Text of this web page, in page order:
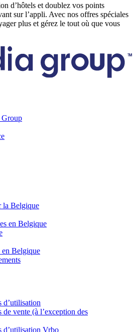
d’hôtels et doublez vos points
sur l’appli. Avec nos offres spéciales
plus et gérez le tout où que vous
Group
la Belgique
en Belgique
Belgique
d’utilisation
vente (à l’exception des
d’utilisation Vrbo